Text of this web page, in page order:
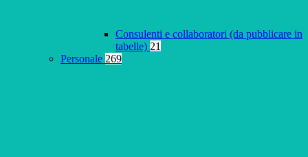
Consulenti e collaboratori (da pubblicare in
tabelle) 21
Personale 269